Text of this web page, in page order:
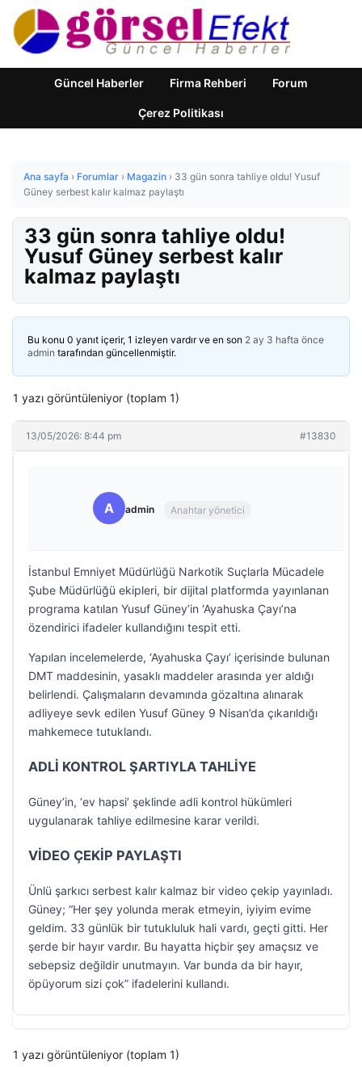
Güncel Haberler Firma Rehberi Forum
Çerez Politikası
Ana sayfa › Forumlar › Magazin › 33 gün sonra tahliye oldu! Yusuf
Güney serbest kalır kalmaz paylaştı
33 gün sonra tahliye oldu!
Yusuf Güney serbest kalır
kalmaz paylaştı
Bu konu 0 yanıt içerir, 1 izleyen vardır ve en son 2 ay 3 hafta önce
admin tarafından güncellenmiştir.
1 yazı görüntüleniyor (toplam 1)
13/05/2026: 8:44 pm #13830
A admin Anahtar yönetici
İstanbul Emniyet Müdürlüğü Narkotik Suçlarla Mücadele
Şube Müdürlüğü ekipleri, bir dijital platformda yayınlanan
programa katılan Yusuf Güney’in ‘Ayahuska Çayı’na
özendirici ifadeler kullandığını tespit etti.
Yapılan incelemelerde, ‘Ayahuska Çayı’ içerisinde bulunan
DMT maddesinin, yasaklı maddeler arasında yer aldığı
belirlendi. Çalışmaların devamında gözaltına alınarak
adliyeye sevk edilen Yusuf Güney 9 Nisan’da çıkarıldığı
mahkemece tutuklandı.
ADLİ KONTROL ŞARTIYLA TAHLİYE
Güney’in, ‘ev hapsi’ şeklinde adli kontrol hükümleri
uygulanarak tahliye edilmesine karar verildi.
VİDEO ÇEKİP PAYLAŞTI
Ünlü şarkıcı serbest kalır kalmaz bir video çekip yayınladı.
Güney; “Her şey yolunda merak etmeyin, iyiyim evime
geldim. 33 günlük bir tutukluluk hali vardı, geçti gitti. Her
şerde bir hayır vardır. Bu hayatta hiçbir şey amaçsız ve
sebepsiz değildir unutmayın. Var bunda da bir hayır,
öpüyorum sizi çok” ifadelerini kullandı.
1 yazı görüntüleniyor (toplam 1)